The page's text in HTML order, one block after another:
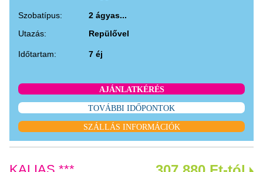
Szobatípus:
2 ágyas...
Utazás:
Repülővel
Időtartam: 7 éj
AJÁNLATKÉRÉS
TOVÁBBI IDŐPONTOK
SZÁLLÁS INFORMÁCIÓK